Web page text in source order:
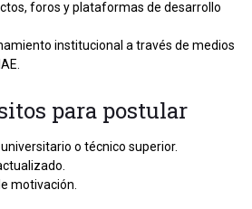
foros y plataformas de desarrollo
institucional a través de medios
para postular
o técnico superior.
motivación.